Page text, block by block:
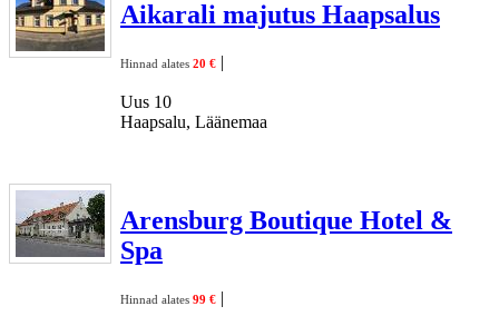
Aikarali majutus Haapsalus
Hinnad alates 20 € |
Uus 10
Haapsalu, Läänemaa
Arensburg Boutique Hotel &
Spa
Hinnad alates 99 € |